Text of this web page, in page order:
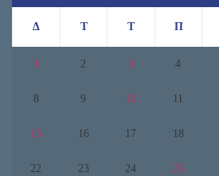
Δ Τ Τ Π
1 2 3 4
8 9 10 11
15 16 17 18
22 23 24 25